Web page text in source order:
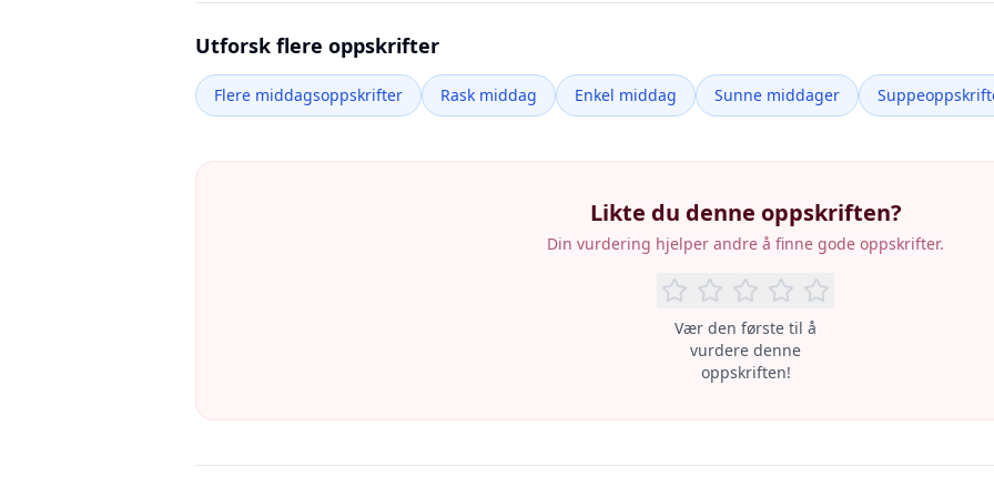
Utforsk flere oppskrifter
Flere middagsoppskrifter Rask middag Enkel middag Sunne middager
Likte du denne oppskriften?
Din vurdering hjelper andre å finne gode oppskrifter.
Vær den første til å
vurdere denne
oppskriften!